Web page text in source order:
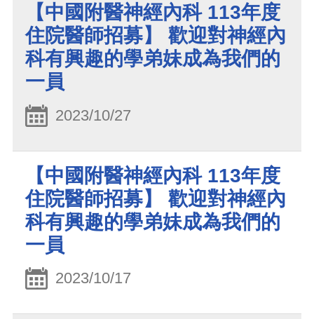
【中國附醫神經內科 113年度
住院醫師招募】 歡迎對神經內
科有興趣的學弟妹成為我們的
一員
2023/10/27
【中國附醫神經內科 113年度
住院醫師招募】 歡迎對神經內
科有興趣的學弟妹成為我們的
一員
2023/10/17